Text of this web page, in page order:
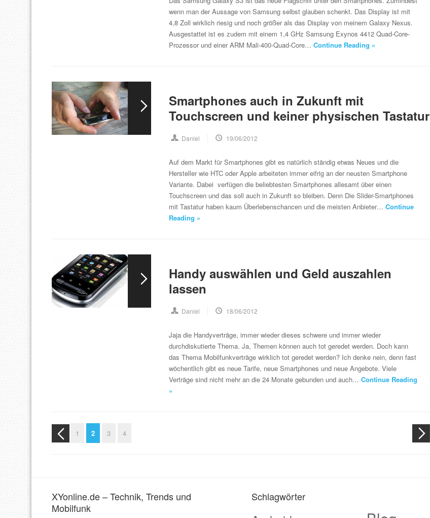
wenn man der Aussage von Samsung selbst glauben schenkt. Das Display ist mit
4,8 Zoll wirklich riesig und noch größer als das Display von meinem Galaxy Nexus.
Ausgestattet ist es zudem mit einem 1,4 GHz Samsung Exynos 4412 Quad-Core-
Prozessor und einer ARM Mali-400-Quad-Core…Continue Reading »
Smartphones auch in Zukunft mit
Touchscreen und keiner physischen Tastatur
Daniel 19/06/2012
Auf dem Markt für Smartphones gibt es natürlich ständig etwas Neues und die
Hersteller wie HTC oder Apple arbeiteten immer eifrig an der neusten Smartphone
Variante. Dabei verfügen die beliebtesten Smartphones allesamt über einen
Touchscreen und das soll auch in Zukunft so bleiben. Denn Die Slider-Smartphones
mit Tastatur haben kaum Überlebenschancen und die meisten Anbieter…Continue
Reading »
Handy auswählen und Geld auszahlen
lassen
Daniel 18/06/2012
Jaja die Handyverträge, immer wieder dieses schwere und immer wieder
durchdiskutierte Thema. Ja, Themen können auch tot geredet werden. Doch kann
das Thema Mobilfunkverträge wirklich tot geredet werden? Ich denke nein, denn fast
wöchentlich gibt es neue Tarife, neue Smartphones und neue Angebote. Viele
Verträge sind nicht mehr an die 24 Monate gebunden und auch…Continue Reading
»
1 2 3 4
XYonline.de – Technik, Trends und
Mobilfunk
Schlagwörter